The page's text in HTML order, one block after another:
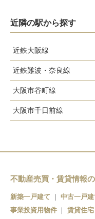
近隣の駅から探す
近鉄大阪線
大阪上本町
今里
近鉄難波・奈良線
大阪難波
近鉄日本橋
布施
大阪市谷町線
天満橋
天王寺
大阪市千日前線
なんば
日本橋
谷町九丁目
鶴橋
不動産売買・賃貸情報
新築一戸建て 中古一戸建
事業投資用物件
賃貸住宅